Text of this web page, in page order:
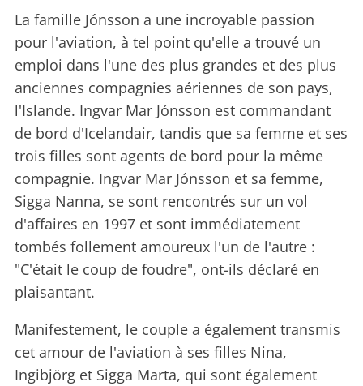
La famille Jónsson a une incroyable passion
pour l'aviation, à tel point qu'elle a trouvé un
emploi dans l'une des plus grandes et des plus
anciennes compagnies aériennes de son pays,
l'Islande. Ingvar Mar Jónsson est commandant
de bord d'Icelandair, tandis que sa femme et ses
trois filles sont agents de bord pour la même
compagnie. Ingvar Mar Jónsson et sa femme,
Sigga Nanna, se sont rencontrés sur un vol
d'affaires en 1997 et sont immédiatement
tombés follement amoureux l'un de l'autre :
"C'était le coup de foudre", ont-ils déclaré en
plaisantant.
Manifestement, le couple a également transmis
cet amour de l'aviation à ses filles Nina,
Ingibjörg et Sigga Marta, qui sont également